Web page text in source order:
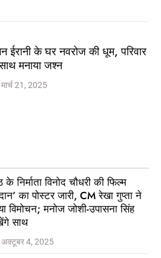
ईरानी के घर नवरोज की धूम, परिवार
मनाया जश्न
मार्च 21, 2025
के निर्माता विनोद चौधरी की फिल्म
का पोस्टर जारी, CM रेखा गुप्ता ने
विमोचन; मनोज जोशी-उपासना सिंह
साथ
अक्टूबर 4, 2025